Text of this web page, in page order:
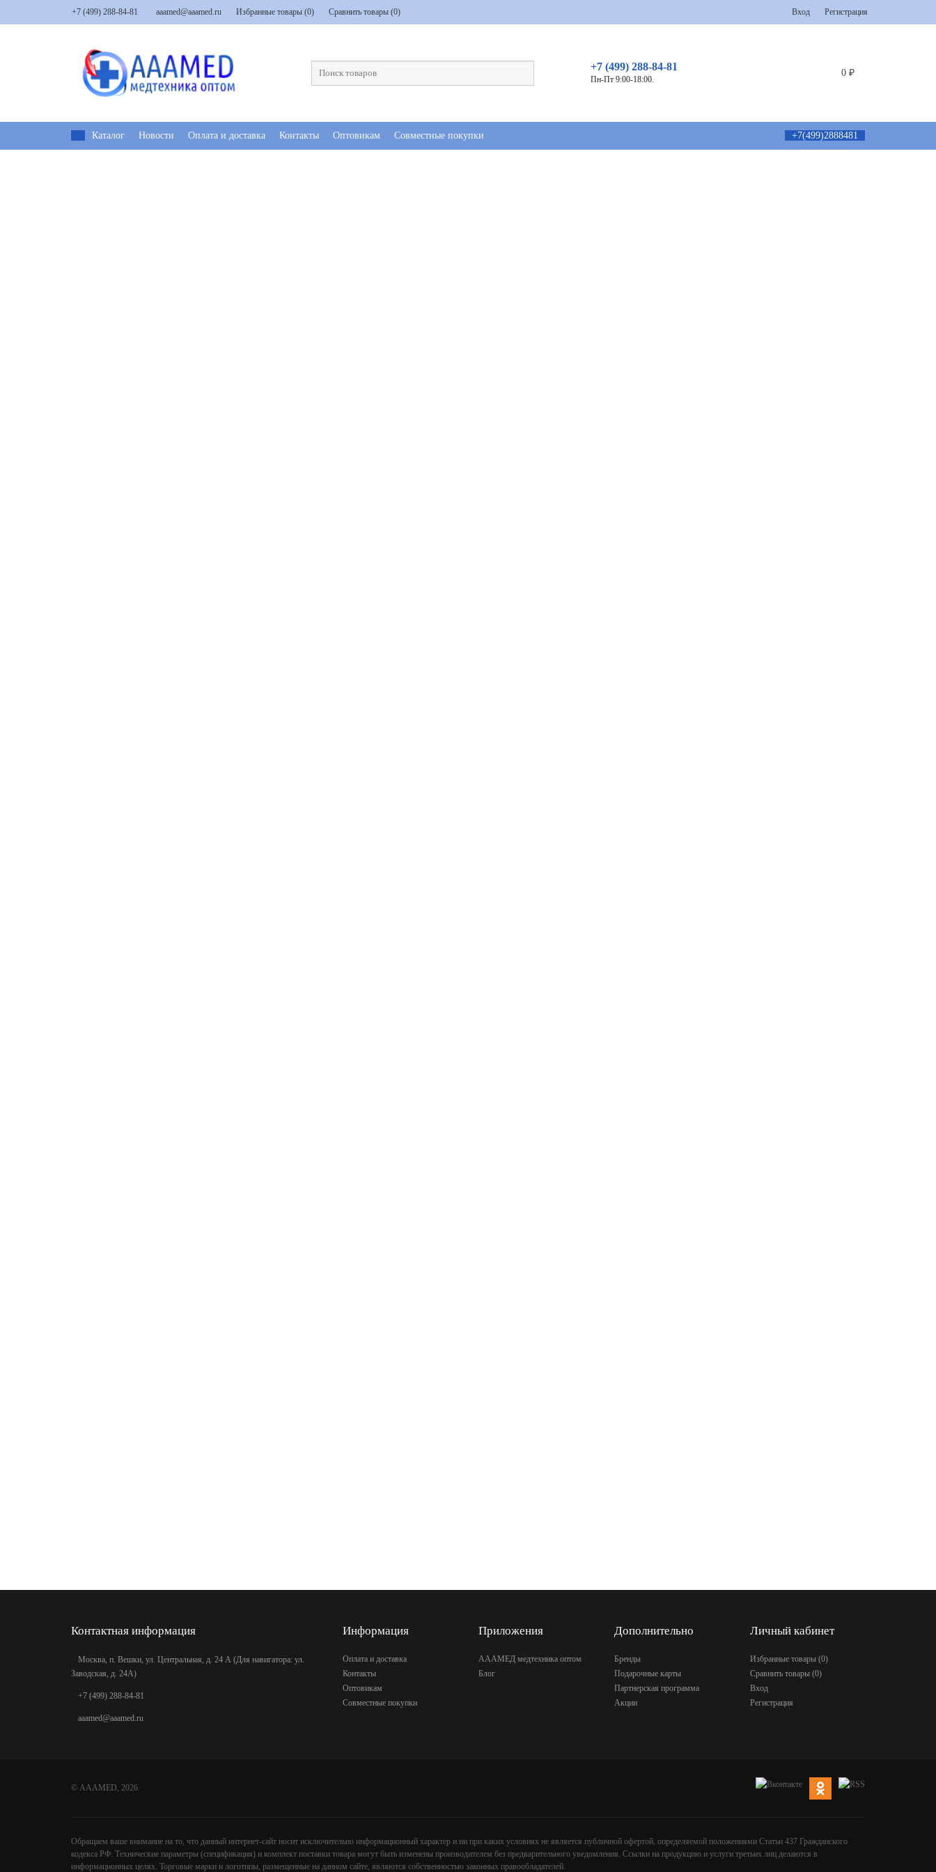
+7 (499) 288-84-81 aaamed@aaamed.ru Избранные товары (0) Сравнить товары (0) Вход Регистрация
+7 (499) 288-84-81
Пн-Пт 9:00-18:00.
0 ₽
Каталог Новости Оплата и доставка Контакты Оптовикам Совместные покупки +7(499)2888481
Контактная информация
Москва, п. Вешки, ул. Центральная, д. 24 А (Для навигатора: ул.
Заводская, д. 24А)
+7 (499) 288-84-81
aaamed@aaamed.ru
Информация
Оплата и доставка
Контакты
Оптовикам
Совместные покупки
Приложения
АААМЕД медтехника оптом
Блог
Дополнительно
Бренды
Подарочные карты
Партнерская программа
Акции
Личный кабинет
Избранные товары (0)
Сравнить товары (0)
Вход
Регистрация
© AAAMED, 2026
Обращаем ваше внимание на то, что данный интернет-сайт носит исключительно информационный характер и ни при каких условиях не является публичной офертой, определяемой положениями Статьи 437 Гражданского
кодекса РФ. Технические параметры (спецификация) и комплект поставки товара могут быть изменены производителем без предварительного уведомления. Ссылки на продукцию и услуги третьих лиц делаются в
информационных целях. Торговые марки и логотипы, размещенные на данном сайте, являются собственностью законных правообладателей.